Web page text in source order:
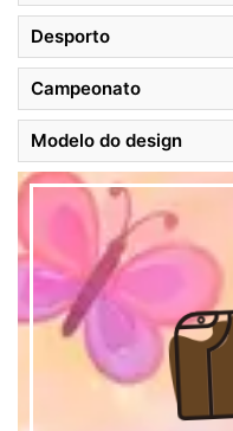
Desporto
Campeonato
Modelo do design